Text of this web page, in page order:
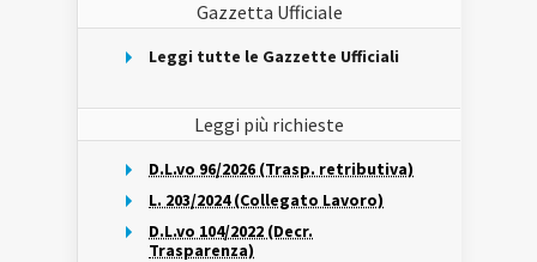
Gazzetta Ufficiale
Leggi tutte le Gazzette Ufficiali
Leggi più richieste
D.L.vo 96/2026 (Trasp. retributiva)
L. 203/2024 (Collegato Lavoro)
D.L.vo 104/2022 (Decr.
Trasparenza)